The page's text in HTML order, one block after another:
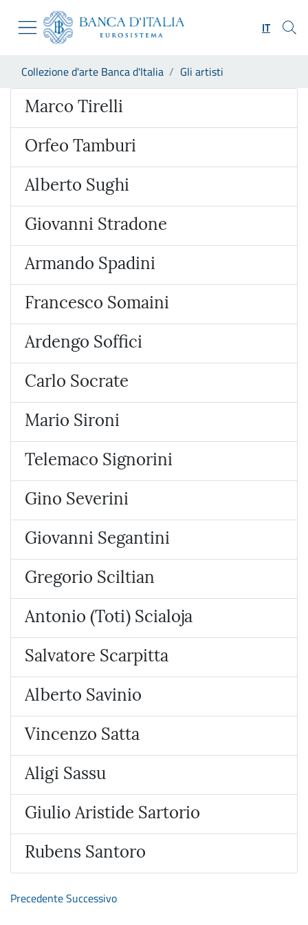
Skip to Main Content
Vai al sito istituzionale
Vai al menu di navigazione
Vai alla ricerca
Vai al footer
IT
Collezione d'arte Banca d'Italia Gli artisti
Artista
Marco Tirelli
Orfeo Tamburi
Alberto Sughi
Giovanni Stradone
Armando Spadini
Francesco Somaini
Ardengo Soffici
Carlo Socrate
Mario Sironi
Telemaco Signorini
Gino Severini
Giovanni Segantini
Gregorio Sciltian
Antonio (Toti) Scialoja
Salvatore Scarpitta
Alberto Savinio
Vincenzo Satta
Aligi Sassu
Giulio Aristide Sartorio
Rubens Santoro
PrecedenteSuccessivo